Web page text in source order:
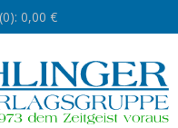
(0): 0,00 €